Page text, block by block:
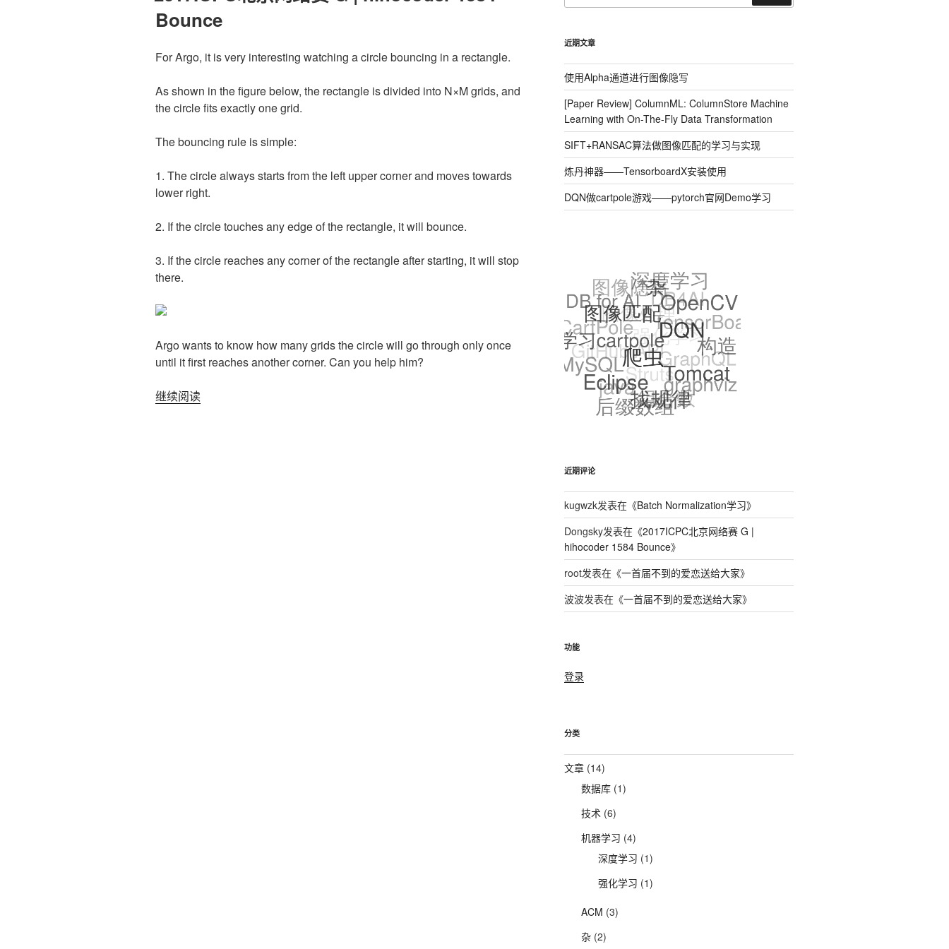
Bounce
For Argo, it is very interesting watching a circle bouncing in a rectangle.
As shown in the figure below, the rectangle is divided into N×M grids, and
the circle fits exactly one grid.
The bouncing rule is simple:
1. The circle always starts from the left upper corner and moves towards
lower right.
2. If the circle touches any edge of the rectangle, it will bounce.
3. If the circle reaches any corner of the rectangle after starting, it will stop
there.
Argo wants to know how many grids the circle will go through only once
until it first reaches another corner. Can you help him?
继续阅读“2017ICPC
索
近期文章
使用Alpha通道进行图像隐写
[Paper Review] ColumnML: ColumnStore Machine
Learning with On-The-Fly Data Transformation
SIFT+RANSAC算法做图像匹配的学习与实现
炼丹神器——TensorboardX安装使用
DQN做cartpole游戏——pytorch官网Demo学习
近期评论
kugwzk发表在《Batch Normalization学习》
Dongsky发表在《2017ICPC北京网络赛 G |
hihocoder 1584 Bounce》
root发表在《一首届不到的爱恋送给大家》
波波发表在《一首届不到的爱恋送给大家》
功能
登录
分类
文章(14)
数据库(1)
技术 (6)
机器学习 (4)
深度学习 (1)
强化学习 (1)
ACM (3)
杂(2)